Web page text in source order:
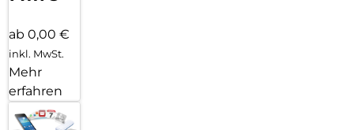
ab 0,00 €
inkl. MwSt.
Mehr
erfahren